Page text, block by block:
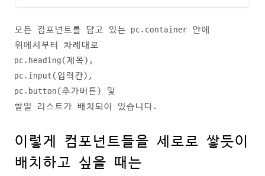
모든 컴포넌트를 담고 있는 pc.container 안에
위에서부터 차례대로
pc.heading(제목),
pc.input(입력칸),
pc.button(추가버튼) 및
할일 리스트가 배치되어 있습니다.
이렇게 컴포넌트들을 세로로 쌓듯이
배치하고 싶을 때는